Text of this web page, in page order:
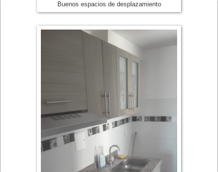
Buenos espacios de desplazamiento